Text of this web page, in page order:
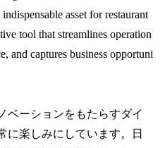
asset for restaurant
tool that streamlines operation
and captures business opportuni
ベーションをもたらすダイ
に楽しみにしています。日